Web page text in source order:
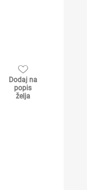
Dodaj na
popis
želja